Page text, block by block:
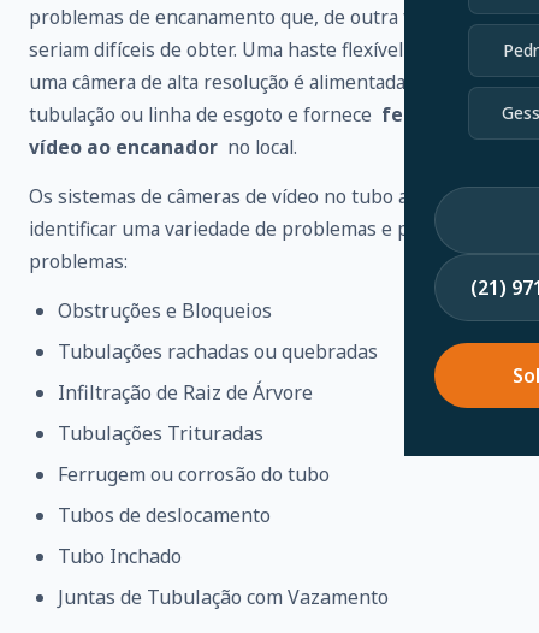
(21)
problemas de encanamento que, de outra forma,
seriam difíceis de obter. Uma haste flexível conectada a
uma câmera de alta resolução é alimentada através de
tubulação ou linha de esgoto e fornece feedback de
vídeo ao encanador no local.
Os sistemas de câmeras de vídeo no tubo ajudam a
identificar uma variedade de problemas e possíveis
problemas:
Obstruções e Bloqueios
Tubulações rachadas ou quebradas
Infiltração de Raiz de Árvore
Tubulações Trituradas
Ferrugem ou corrosão do tubo
Tubos de deslocamento
Tubo Inchado
Juntas de Tubulação com Vazamento